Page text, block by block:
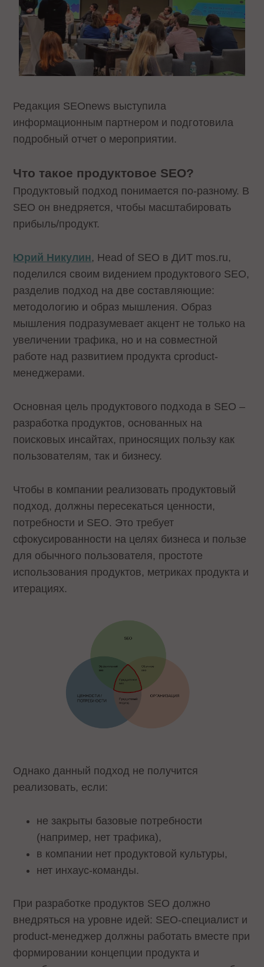
Редакция SEOnews выступила
информационным партнером и подготовила
подробный отчет о мероприятии.
Что такое продуктовое SEO?
Продуктовый подход понимается по-разному. В
SEO он внедряется, чтобы масштабировать
прибыль/продукт.
Юрий Никулин, Head of SEO в ДИТ mos.ru,
поделился своим видением продуктового SEO,
разделив подход на две составляющие:
методологию и образ мышления. Образ
мышления подразумевает акцент не только на
увеличении трафика, но и на совместной
работе над развитием продукта сproduct-
менеджерами.
Основная цель продуктового подхода в SEO –
разработка продуктов, основанных на
поисковых инсайтах, приносящих пользу как
пользователям, так и бизнесу.
Чтобы в компании реализовать продуктовый
подход, должны пересекаться ценности,
потребности и SEO. Это требует
сфокусированности на целях бизнеса и пользе
для обычного пользователя, простоте
использования продуктов, метриках продукта и
итерациях.
Однако данный подход не получится
реализовать, если:
не закрыты базовые потребности
(например, нет трафика),
в компании нет продуктовой культуры,
нет инхаус-команды.
При разработке продуктов SEO должно
внедряться на уровне идей: SEO-специалист и
product-менеджер должны работать вместе при
формировании концепции продукта и